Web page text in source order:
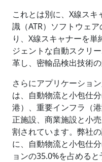
これとは別に、X線ス
識（ATR）ソフトウェ
り、X線スキャナーを
ジェントな自動スクリ
革し、密輸品検出技術
さらにアプリケーショ
は、自動物流と小包仕
港）、重要インフラ（
正施設、商業施設と小
割されています。弊社
に、自動物流と小包仕
ョンの35.0%を占めると